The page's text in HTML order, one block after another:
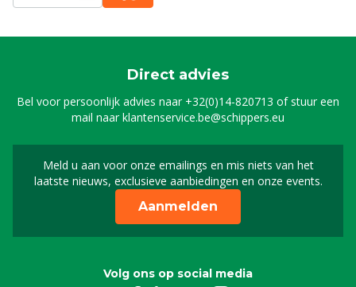
Direct advies
Bel voor persoonlijk advies naar +32(0)14-820713 of stuur een
mail naarklantenservice.be@schippers.eu
Meld u aan voor onze emailings en mis niets van het
laatste nieuws, exclusieve aanbiedingen en onze events.
Meld u aan voor onze
Aanmelden
Volg ons op social media